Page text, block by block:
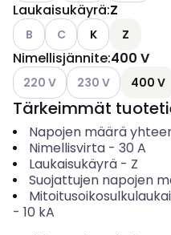
Laukaisukäyrä:Z
Katso käytettävissä olevat
B Katso käytettävissä
C K Z
Nimellisjännite:400 V
Katso käytettävissä olevat
220 V Katso
230 V 400 V
Tärkeimmät
Napojen määrä
Nimellisvirta- 30 A
Laukaisukäyrä- Z
Suojattujen napojen
- 10 kA